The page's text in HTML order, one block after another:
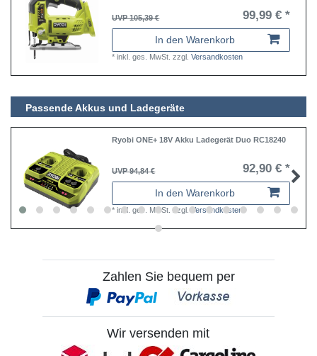
UVP 105,39 € 99,99 € *
In den Warenkorb
*inkl. ges. MwSt. zzgl.Versandkosten
Passende Akkus und Ladegeräte
Ryobi ONE+ 18V Akku Ladegerät Duo RC18240
UVP 94,84 € 92,90 € *
In den Warenkorb
*inkl. ges. MwSt. zzgl. Versandkosten
Zahlen Sie bequem per
Wir versenden mit